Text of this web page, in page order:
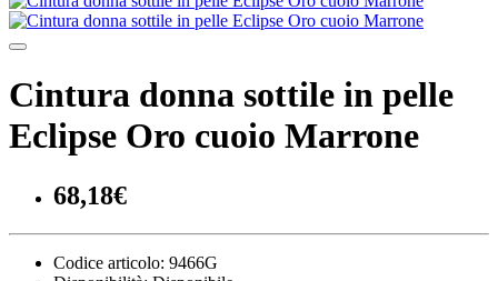
Cintura donna sottile in pelle
Eclipse Oro cuoio Marrone
68,18€
Codice articolo: 9466G